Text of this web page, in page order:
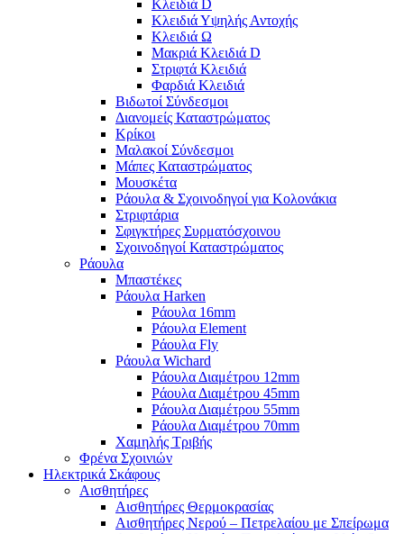
Κλειδιά D
Κλειδιά Υψηλής Αντοχής
Κλειδιά Ω
Μακριά Κλειδιά D
Στριφτά Κλειδιά
Φαρδιά Κλειδιά
Βιδωτοί Σύνδεσμοι
Διανομείς Καταστρώματος
Κρίκοι
Μαλακοί Σύνδεσμοι
Μάπες Καταστρώματος
Μουσκέτα
Ράουλα & Σχοινοδηγοί για Κολονάκια
Στριφτάρια
Σφιγκτήρες Συρματόσχοινου
Σχοινοδηγοί Καταστρώματος
Ράουλα
Μπαστέκες
Ράουλα Harken
Ράουλα 16mm
Ράουλα Element
Ράουλα Fly
Ράουλα Wichard
Ράουλα Διαμέτρου 12mm
Ράουλα Διαμέτρου 45mm
Ράουλα Διαμέτρου 55mm
Ράουλα Διαμέτρου 70mm
Χαμηλής Τριβής
Φρένα Σχοινιών
Ηλεκτρικά Σκάφους
Αισθητήρες
Αισθητήρες Θερμοκρασίας
Αισθητήρες Νερού – Πετρελαίου με Σπείρωμα